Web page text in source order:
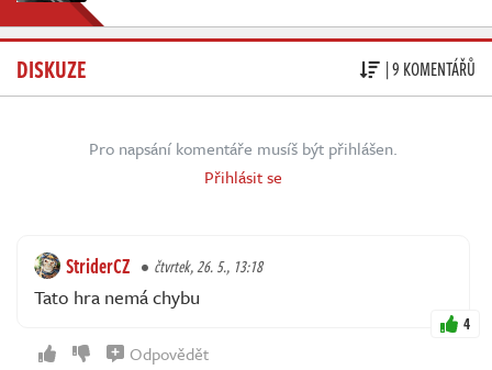
DISKUZE | 9 KOMENTÁŘŮ
Pro napsání komentáře musíš být přihlášen.
Přihlásit se
StriderCZ čtvrtek, 26. 5., 13:18
Tato hra nemá chybu
4
Odpovědět